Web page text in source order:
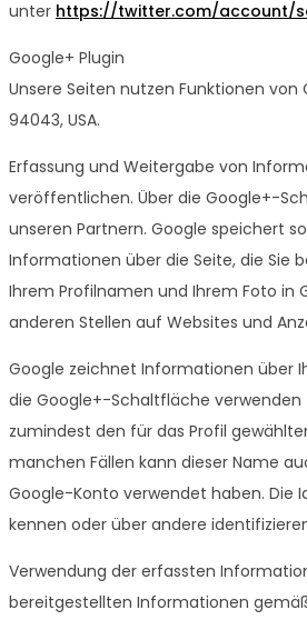
unter https://twitter.com/account/
Google+ Plugin
Unsere Seiten nutzen Funktionen von
94043, USA.
Erfassung und Weitergabe von
veröffentlichen. Über die Google+-
unseren Partnern. Google speichert
Informationen über die Seite, die Sie
Ihrem Profilnamen und Ihrem Foto in
anderen Stellen auf Websites und
Google zeichnet Informationen über
die Google+-Schaltfläche
zumindest den für das Profil
manchen Fällen kann dieser Name
Google-Konto verwendet haben. Die
kennen oder über andere
Verwendung der erfassten
bereitgestellten Informationen